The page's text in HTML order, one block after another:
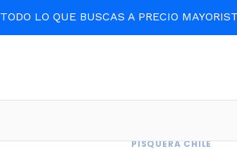
TODO LO QUE BUSCAS A PRECIO
PISQUERA CHILE